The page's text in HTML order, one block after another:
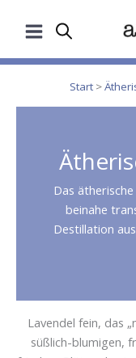
Inhalt
Start>
Das ätherische
beinahe
Destillation
Lavendel fein, das
süßlich-blumigen,